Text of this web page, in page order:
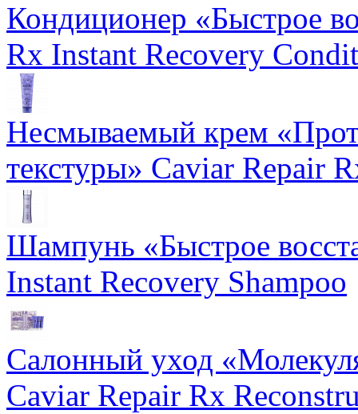
Кондиционер «Быстрое
Rx Instant Recovery
Несмываемый крем
текстуры» Caviar Repair
Шампунь «Быстрое
Instant Recovery Shampoo
Салонный уход
Caviar Repair Rx